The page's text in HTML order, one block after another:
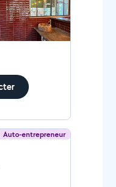
Auto-entrepreneur